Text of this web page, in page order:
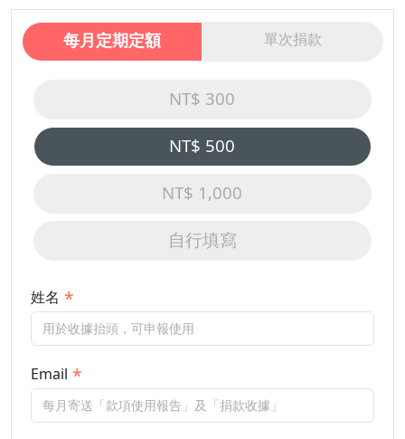
每月定期定額 單次捐款
NT$ 300
NT$ 500
NT$ 1,000
自行填寫
姓名
Email